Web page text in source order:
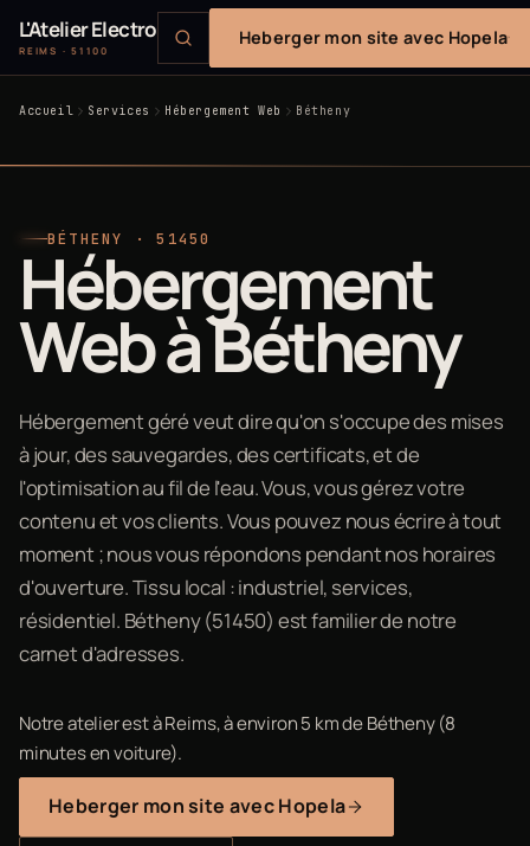
L'Atelier Electro
REIMS · 51100
Heberger mon site avec Hopela
Accueil Services Hébergement Web Bétheny
BÉTHENY · 51450
Hébergement
Web à Bétheny
Hébergement géré veut dire qu'on s'occupe des mises
à jour, des sauvegardes, des certificats, et de
l'optimisation au fil de l'eau. Vous, vous gérez votre
contenu et vos clients. Vous pouvez nous écrire à tout
moment ; nous vous répondons pendant nos horaires
d'ouverture. Tissu local : industriel, services,
résidentiel. Bétheny (51450) est familier de notre
carnet d'adresses.
Notre atelier est à Reims, à environ 5 km de Bétheny (8
minutes en voiture).
Heberger mon site avec Hopela